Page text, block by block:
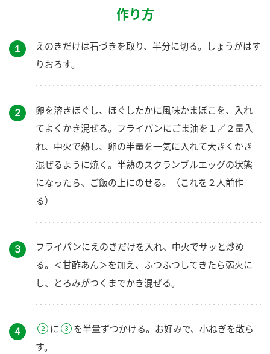
作り方
１
えのきだけは石づきを取り、半分に切る。しょうがはす
りおろす。
２
卵を溶きほぐし、ほぐしたかに風味かまぼこを、入れ
てよくかき混ぜる。フライパンにごま油を１／２量入
れ、中火で熱し、卵の半量を一気に入れて大きくかき
混ぜるように焼く。半熟のスクランブルエッグの状態
になったら、ご飯の上にのせる。（これを２人前作
る）
３
フライパンにえのきだけを入れ、中火でサッと炒め
る。＜甘酢あん＞を加え、ふつふつしてきたら弱火に
し、とろみがつくまでかき混ぜる。
４ に
を半量ずつかける。お好みで、小ねぎを散ら
す。